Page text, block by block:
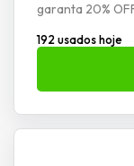
garanta 20%
192 usados hoje